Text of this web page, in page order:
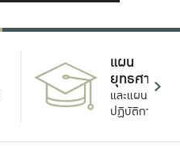
แผน
ยุทธศาสตร์
และแผน
ปฏิบัติการ